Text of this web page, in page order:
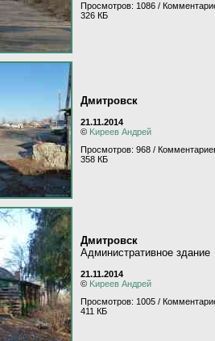
Просмотров: 1086 /
326 КБ
Дмитровск
21.11.2014
© Kиpeeв Aндpeй
Просмотров: 968 /
358 КБ
Дмитровск
Административное здание
21.11.2014
© Kиpeeв Aндpeй
Просмотров: 1005 /
411 КБ